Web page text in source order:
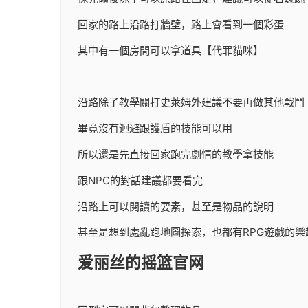
回家的路上沿路打牆壁，路上會看到一個彩蛋
其中有一個房間可以拿道具【代罪貓咪】
沿路除了教學關打史萊姆外建議不要再做其他戰鬥
畢竟沒有迴避跟護盾的技能可以用
所以還是先直接回家跑完劇情的教學拿技能
跟NPC的對話建議都要看完
沿路上可以閱讀的要素，甚至是物品的說明
甚至是想到處亂跑地圖探索，也都有RPG遊戲的樂
爱丽丝的摇篮官网